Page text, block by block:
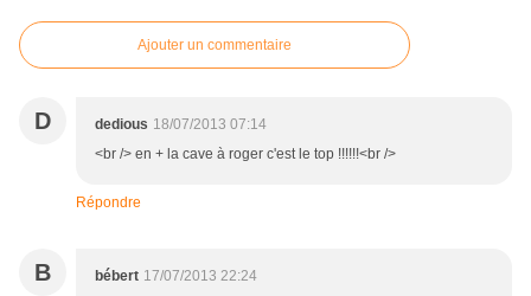
Ajouter un commentaire
D dedious 18/07/2013 07:14
<br /> en + la cave à roger c'est le top !!!!!!<br />
Répondre
B bébert 17/07/2013 22:24